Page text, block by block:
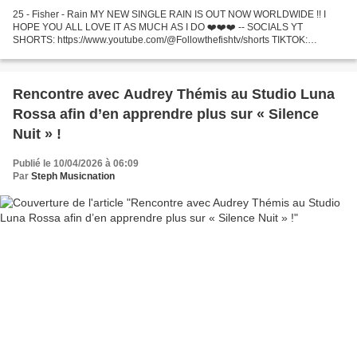
25 - Fisher - Rain MY NEW SINGLE RAIN IS OUT NOW WORLDWIDE !! I
HOPE YOU ALL LOVE IT AS MUCH AS I DO ❤️❤️❤️ -- SOCIALS YT
SHORTS: https://www.youtube.com/@Followthefishtv/shorts TIKTOK:
Rencontre avec Audrey Thémis au Studio Luna
Rossa afin d’en apprendre plus sur « Silence
Nuit » !
Publié le 10/04/2026 à 06:09
Par Steph Musicnation